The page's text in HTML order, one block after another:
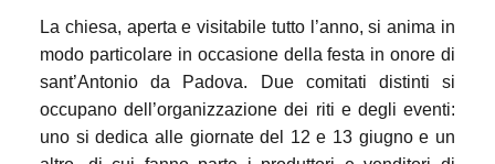
La chiesa, aperta e visitabile tutto l’anno, si anima in
modo particolare in occasione della festa in onore di
sant’Antonio da Padova. Due comitati distinti si
occupano dell’organizzazione dei riti e degli eventi:
uno si dedica alle giornate del 12 e 13 giugno e un